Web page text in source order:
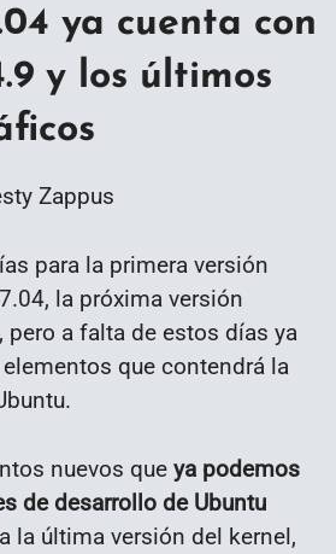
ya cuenta con
y los últimos
para la primera versión
la próxima versión
pero a falta de estos días ya
que contendrá la
nuevos que ya podemos
de desarrollo de Ubuntu
la última versión del kernel,